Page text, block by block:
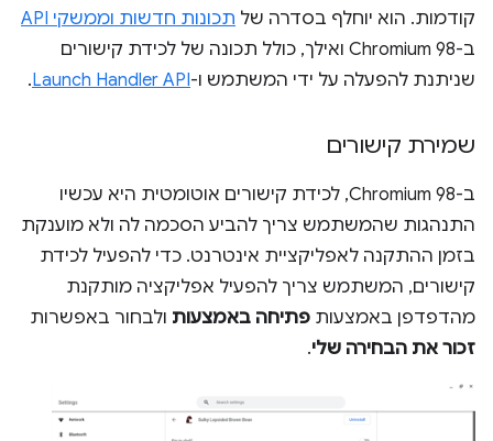
קודמות. הוא יוחלף בסדרה של תכונות חדשות וממשקי API
ב-Chromium 98 ואילך, כולל תכונה של לכידת קישורים
שניתנת להפעלה על ידי המשתמש ו-Launch Handler API
.
שמירת קישורים
ב-Chromium 98, לכידת קישורים אוטומטית היא עכשיו
התנהגות שהמשתמש צריך להביע הסכמה לה ולא מוענקת
בזמן ההתקנה לאפליקציית אינטרנט. כדי להפעיל לכידת
קישורים, המשתמש צריך להפעיל אפליקציה מותקנת
מהדפדפן באמצעות פתיחה באמצעות ולבחור באפשרות
זכור את הבחירה שלי.